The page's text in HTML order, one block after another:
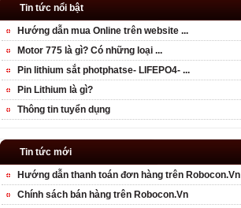
Tin tức nổi bật
Hướng dẫn mua Online trên website ...
Motor 775 là gì? Có những loại ...
Pin lithium sắt photphatse- LIFEPO4- ...
Pin Lithium là gì?
Thông tin tuyển dụng
Tin tức mới
Hướng dẫn thanh toán đơn hàng trên Robocon.Vn
Chính sách bán hàng trên Robocon.Vn